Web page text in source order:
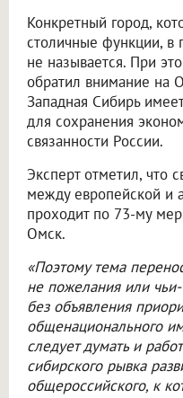
Конкретный город,
столичные функции, в
не называется. При
обратил внимание на
Западная Сибирь
для сохранения
связанности России.
Эксперт отметил, что
между европейской и
проходит по 73-му
Омск.
«Поэтому тема
не пожелания или
без объявления
общенационального
следует думать и
сибирского рывка
общероссийского, к